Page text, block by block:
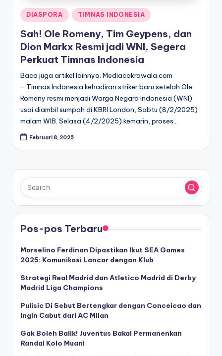
Posted
DIASPORA TIMNAS INDONESIA
Sah! Ole Romeny, Tim Geypens, dan
Dion Markx Resmi jadi WNI, Segera
Perkuat Timnas Indonesia
Baca juga artikel lainnya. Mediacakrawala.com
- Timnas Indonesia kehadiran striker baru setelah Ole
Romeny resmi menjadi Warga Negara Indonesia (WNI)
usai diambil sumpah di KBRI London, Sabtu (8/2/2025)
malam WIB. Selasa (4/2/2025) kemarin, proses…
Februari 8, 2025
Pos-pos Terbaru
Marselino Ferdinan Dipastikan Ikut SEA Games
2025: Komunikasi Lancar dengan Klub
Strategi Real Madrid dan Atletico Madrid di Derby
Madrid Liga Champions
Pulisic Di Sebut Bertengkar dengan Conceicao dan
Ingin Cabut dari AC Milan
Gak Boleh Balik! Juventus Bakal Permanenkan
Randal Kolo Muani